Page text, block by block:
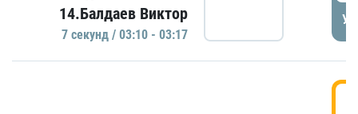
14.Балдаев Виктор
7 секунд / 03:10 - 03:17